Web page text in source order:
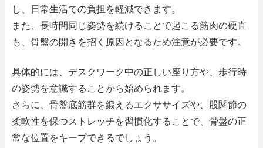
し、日常生活での負担を軽減できます。
また、長時間同じ姿勢を続けることで起こる筋肉の硬直
も、骨盤の開きを招く原因となるため注意が必要です。
具体的には、デスクワーク中の正しい座り方や、歩行時
の姿勢を意識することから始められます。
さらに、骨盤底筋群を鍛えるエクササイズや、股関節の
柔軟性を保つストレッチを習慣化することで、骨盤の正
常な位置をキープできるでしょう。